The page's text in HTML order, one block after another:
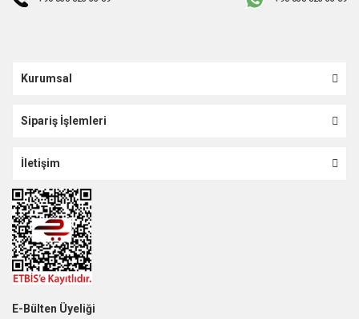
Kurumsal
Sipariş İşlemleri
İletişim
E-Bülten Üyeliği